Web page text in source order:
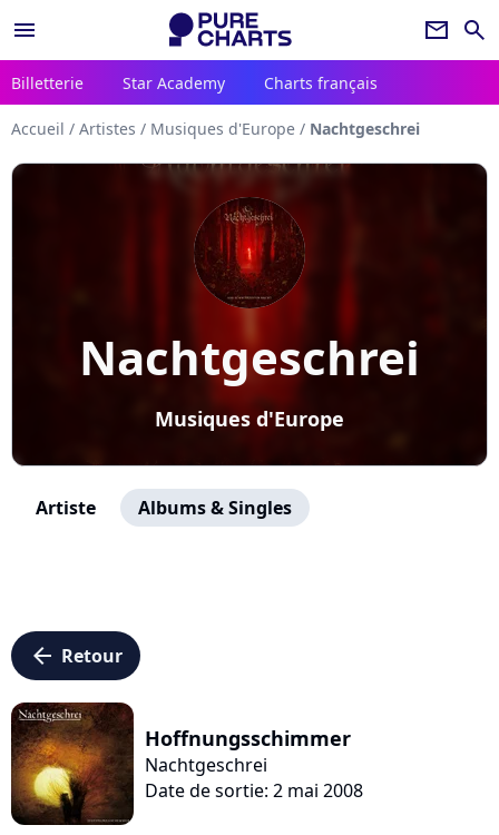
menu newsletter search
Billetterie Star Academy Charts français
Accueil / Artistes / Musiques d'Europe / Nachtgeschrei
Nachtgeschrei
Musiques d'Europe
Artiste Albums & Singles
arrow_left Retour
Hoffnungsschimmer
Nachtgeschrei
Date de sortie: 2 mai 2008